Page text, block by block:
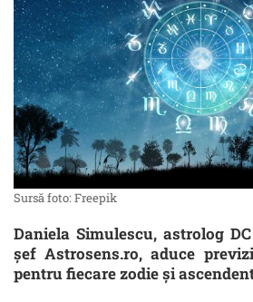
Sursă foto: Freepik
Daniela Simulescu, astrolog
șef Astrosens.ro, aduce
pentru fiecare zodie și